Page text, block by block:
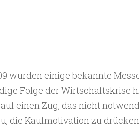
wurden einige bekannte
Folge der Wirtschaftskrise
einen Zug, das nicht
die Kaufmotivation zu